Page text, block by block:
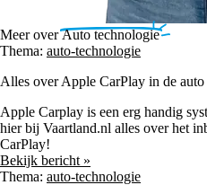
Meer overAuto technologie
Thema: auto-technologie
Alles over Apple CarPlay in de auto
Apple Carplay is een erg handig
hier bij Vaartland.nl alles over het
CarPlay!
Bekijk bericht »
Thema: auto-technologie